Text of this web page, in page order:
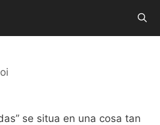
se situa en una cosa tan